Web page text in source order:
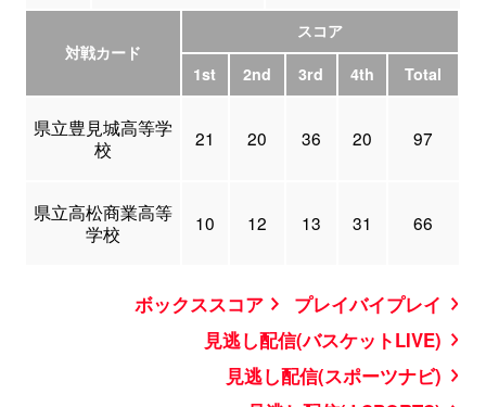
対戦カード
スコア
1st
2nd 3rd 4th Total
県立豊見城高等学
校
21 20 36 20 97
県立高松商業高等
学校
10 12 13 31 66
ボックススコア
プレイバイプレイ
見逃し配信(バスケットLIVE)
見逃し配信(スポーツナビ)